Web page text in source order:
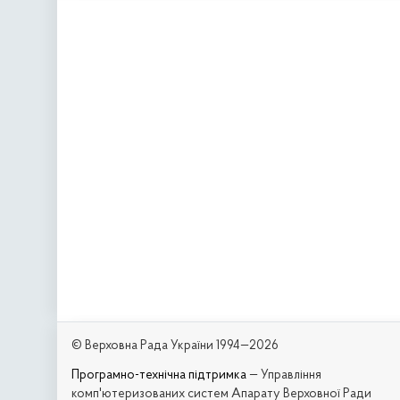
© Верховна Рада України 1994—2026
Програмно-технічна підтримка — Управління
комп'ютеризованих систем Апарату Верховної Ради